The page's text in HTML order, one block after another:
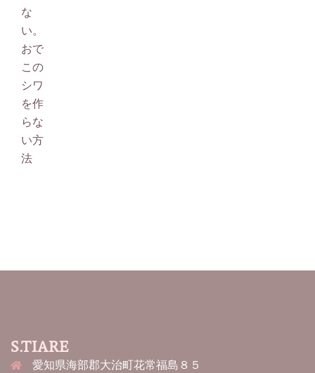
S.TIARE
愛知県海部郡大治町花常福島８５